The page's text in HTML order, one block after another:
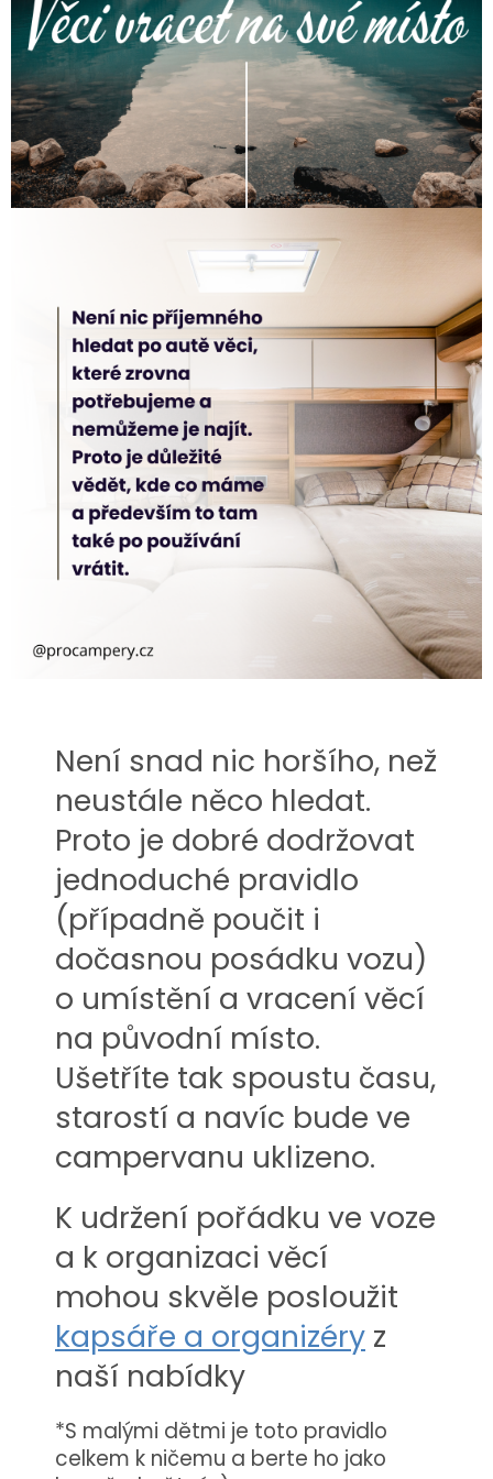
Není snad nic horšího, než
neustále něco hledat.
Proto je dobré dodržovat
jednoduché pravidlo
(případně poučit i
dočasnou posádku vozu)
o umístění a vracení věcí
na původní místo.
Ušetříte tak spoustu času,
starostí a navíc bude ve
campervanu uklizeno.
K udržení pořádku ve voze
a k organizaci věcí
mohou skvěle posloužit
kapsáře a organizéry z
naší nabídky
*S malými dětmi je toto pravidlo
celkem k ničemu a berte ho jako